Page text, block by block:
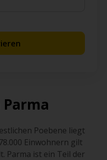
Poebene liegt
Einwohnern gilt
Parma ist ein Teil der